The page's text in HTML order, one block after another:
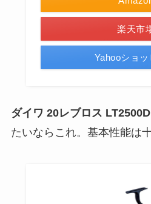
楽天市
Yahooショ
ダイワ 20レブロス LT2500D
たいならこれ。基本性能は